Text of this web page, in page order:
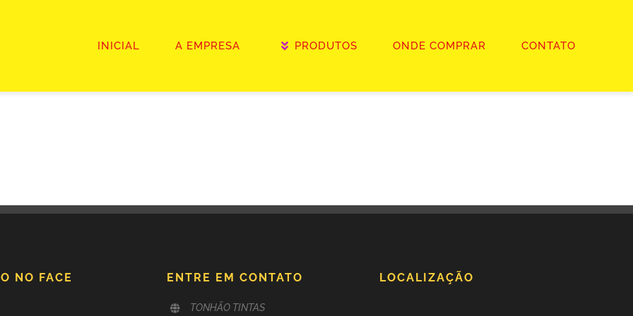
INICIAL A EMPRESA PRODUTOS ONDE COMPRAR CONTATO
NO FACE ENTRE EM CONTATO
TONHÃO TINTAS
LOCALIZAÇÃO